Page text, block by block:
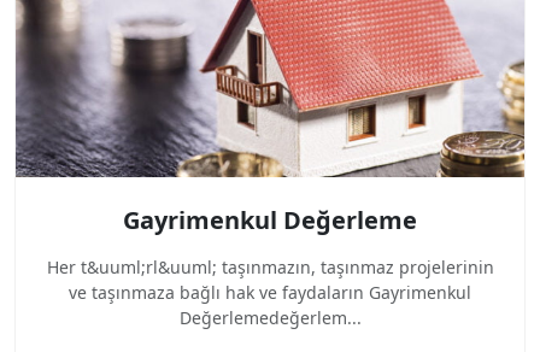
Gayrimenkul Değerleme
Her t&uuml;rl&uuml; taşınmazın, taşınmaz projelerinin
ve taşınmaza bağlı hak ve faydaların Gayrimenkul
Değerlemedeğerlem...